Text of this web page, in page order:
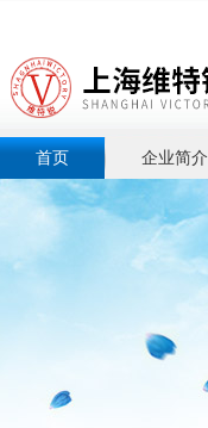
首页 企业简介